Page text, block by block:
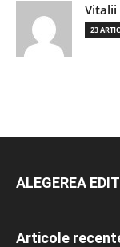
23
ALEGEREA
Articole